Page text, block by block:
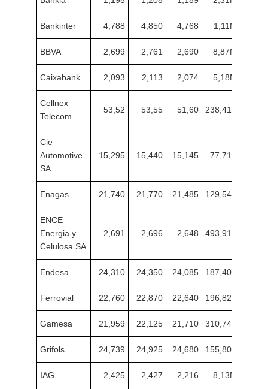
Bankinter 4,788 4,850 4,768 1,11M
BBVA 2,699 2,761 2,690 8,87M
Caixabank 2,093 2,113 2,074 5,18M
Cellnex
Telecom
53,52 53,55 51,60 238,41K
Cie
Automotive
SA
15,295 15,440 15,145 77,71K
Enagas 21,740 21,770 21,485 129,54K
ENCE
Energia y
Celulosa SA
2,691 2,696 2,648 493,91K
Endesa 24,310 24,350 24,085 187,40K
Ferrovial 22,760 22,870 22,640 196,82K
Gamesa 21,959 22,125 21,710 310,74K
Grifols 24,739 24,925 24,680 155,80K
IAG 2,425 2,427 2,216 8,13M